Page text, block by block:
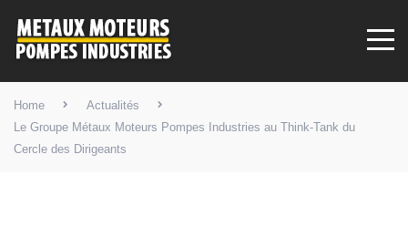
Home
Actualités
Le Groupe Métaux Moteurs Pompes Industries au Think-Tank du
Cercle des Dirigeants